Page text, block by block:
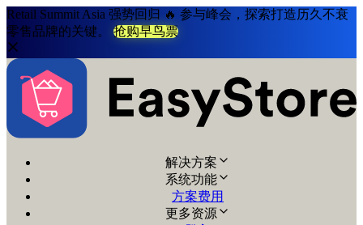
Retail Summit Asia 强势回归 🔥 参与峰会，探索打造历久不衰
零售品牌的关键。
抢购早鸟票
解决方案
系统功能
方案费用
更多资源